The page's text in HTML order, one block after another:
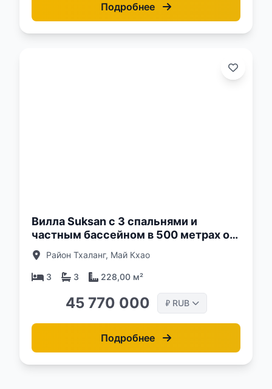
Подробнее
Вилла Suksan с 3 спальнями и
частным бассейном в 500 метрах от
пляжа Май Кхао, Пхукет в комплексе
Suksan Beachwalk
Район Тхаланг, Май Кхао
3 3 228,00 м²
45 770 000 ₽ RUB
Подробнее